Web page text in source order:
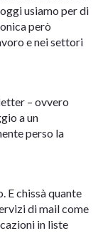
usiamo per di
però
e nei settori
– ovvero
a un
perso la
E chissà quante
di mail come
in liste